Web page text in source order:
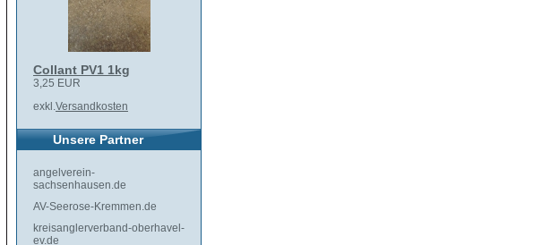
Collant PV1 1kg
3,25 EUR
exkl.Versandkosten
Unsere Partner
angelverein-
sachsenhausen.de
AV-Seerose-Kremmen.de
kreisanglerverband-oberhavel-
ev.de